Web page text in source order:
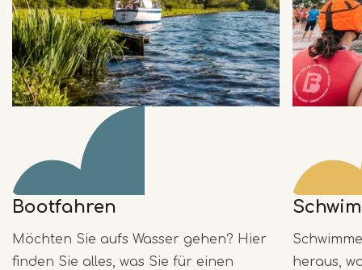
Bootfahren
Möchten Sie aufs Wasser gehen? Hier
finden Sie alles, was Sie für einen
heraus,